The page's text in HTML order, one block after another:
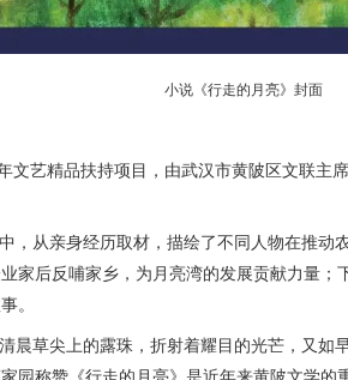
小说《行走的月亮》封面
文艺精品扶持项目，由武汉市黄陂区文联主
从亲身经历取材，描绘了不同人物在推动
家后反哺家乡，为月亮湾的发展贡献力量
。
草尖上的露珠，折射着耀目的光芒，又如